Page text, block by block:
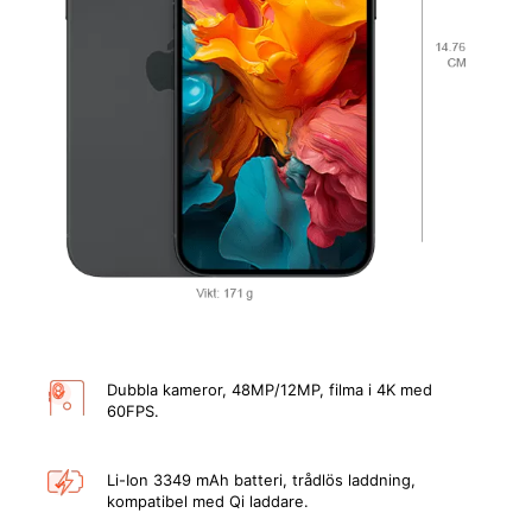
Dubbla kameror, 48MP/12MP, filma i 4K med
60FPS.
Li-Ion 3349 mAh batteri, trådlös laddning,
kompatibel med Qi laddare.